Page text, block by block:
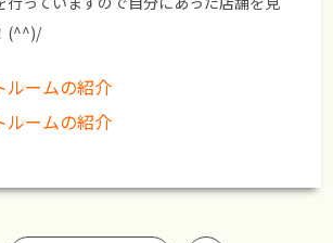
(^^)/
ルームの紹介
ルームの紹介